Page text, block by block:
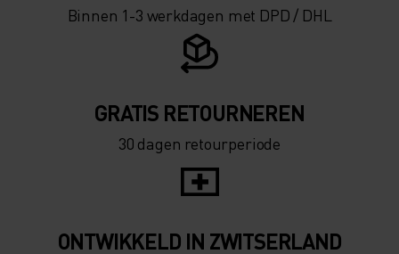
Binnen 1-3 werkdagen met DPD / DHL
GRATIS RETOURNEREN
30 dagen retourperiode
ONTWIKKELD IN ZWITSERLAND